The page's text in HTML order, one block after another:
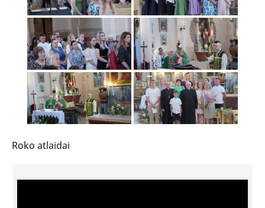
Roko atlaidai